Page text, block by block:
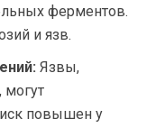
ферментов.
и язв.
Язвы,
повышен у